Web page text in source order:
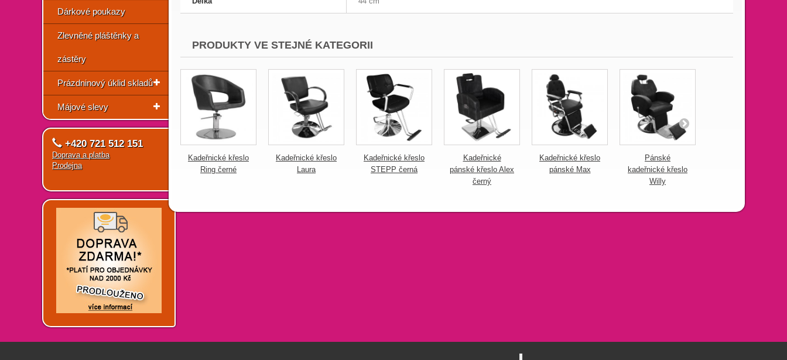
Dárkové poukazy
Zlevněné pláštěnky a
zástěry
Prázdninový úklid skladů
Májové slevy
+420 721 512 151
Doprava a platba
Prodejna
PRODUKTY VE STEJNÉ KATEGORII
Kadeřnické křeslo
Ring černé
Kadeřnické křeslo
Laura
Kadeřnické křeslo
STEPP černá
Kadeřnické
pánské křeslo Alex
černý
Kadeřnické křeslo
pánské Max
Pánské
kadeřnické křeslo
Willy